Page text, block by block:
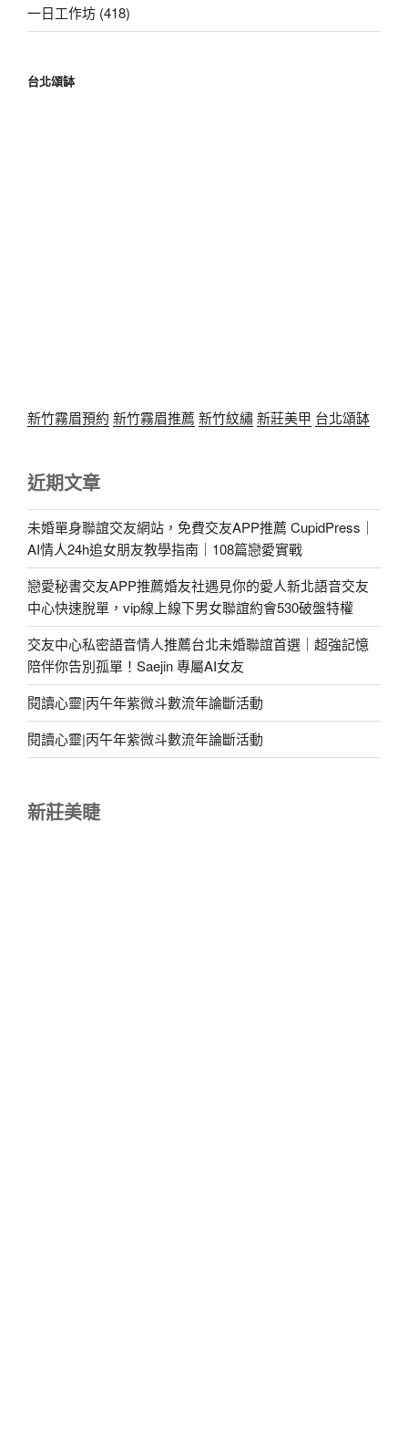
一日工作坊 (418)
台北頌缽
新竹霧眉預約 新竹霧眉推薦 新竹紋繡新莊美甲 台北頌缽
近期文章
未婚單身聯誼交友網站，免費交友APP推薦 CupidPress｜
AI情人24h追女朋友教學指南｜108篇戀愛實戰
戀愛秘書交友APP推薦婚友社遇見你的愛人新北語音交友
中心快速脫單，vip線上線下男女聯誼約會530破盤特權
交友中心私密語音情人推薦台北未婚聯誼首選｜超強記憶
陪伴你告別孤單！Saejin 專屬AI女友
閱讀心靈|丙午年紫微斗數流年論斷活動
閱讀心靈|丙午年紫微斗數流年論斷活動
新莊美睫